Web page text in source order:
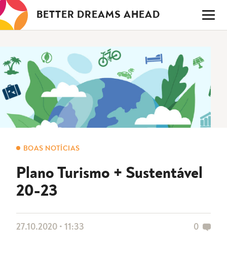
Saltar
para
o
BETTER DREAMS AHEAD
BOAS NOTÍCIAS
Plano Turismo + Sustentável
20-23
27.10.2020 • 11:33 0